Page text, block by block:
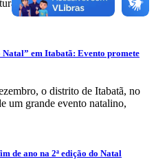
proporcionadas pela
em Itabatã: Evento promete
o distrito de Itabatã, no
um grande evento natalino,
de ano na 2ª edição do Natal